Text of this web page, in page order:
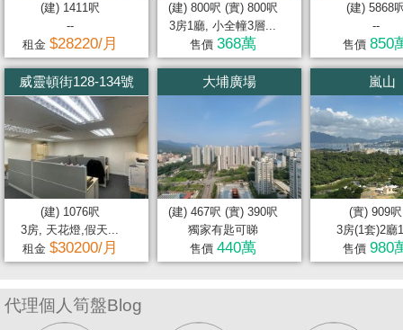
數
據
公
置
業
冊
於
我
(建) 1411呎
--
租金 $28220/月
威靈頓街128-134號
(建) 1076呎
3房, 天花燈,假天...
租金 $30200/月
(建) 800呎 (實) 800呎
3房1廳, 小全幢3層...
售價 368萬
大埔廣場
(建) 467呎 (實) 390呎
獨家有匙可睇
售價 440萬
(建) 5868
--
售價 850
嵐山
(實) 909呎
3房(1套)2廳
售價 980
代理個人筍盤Blog